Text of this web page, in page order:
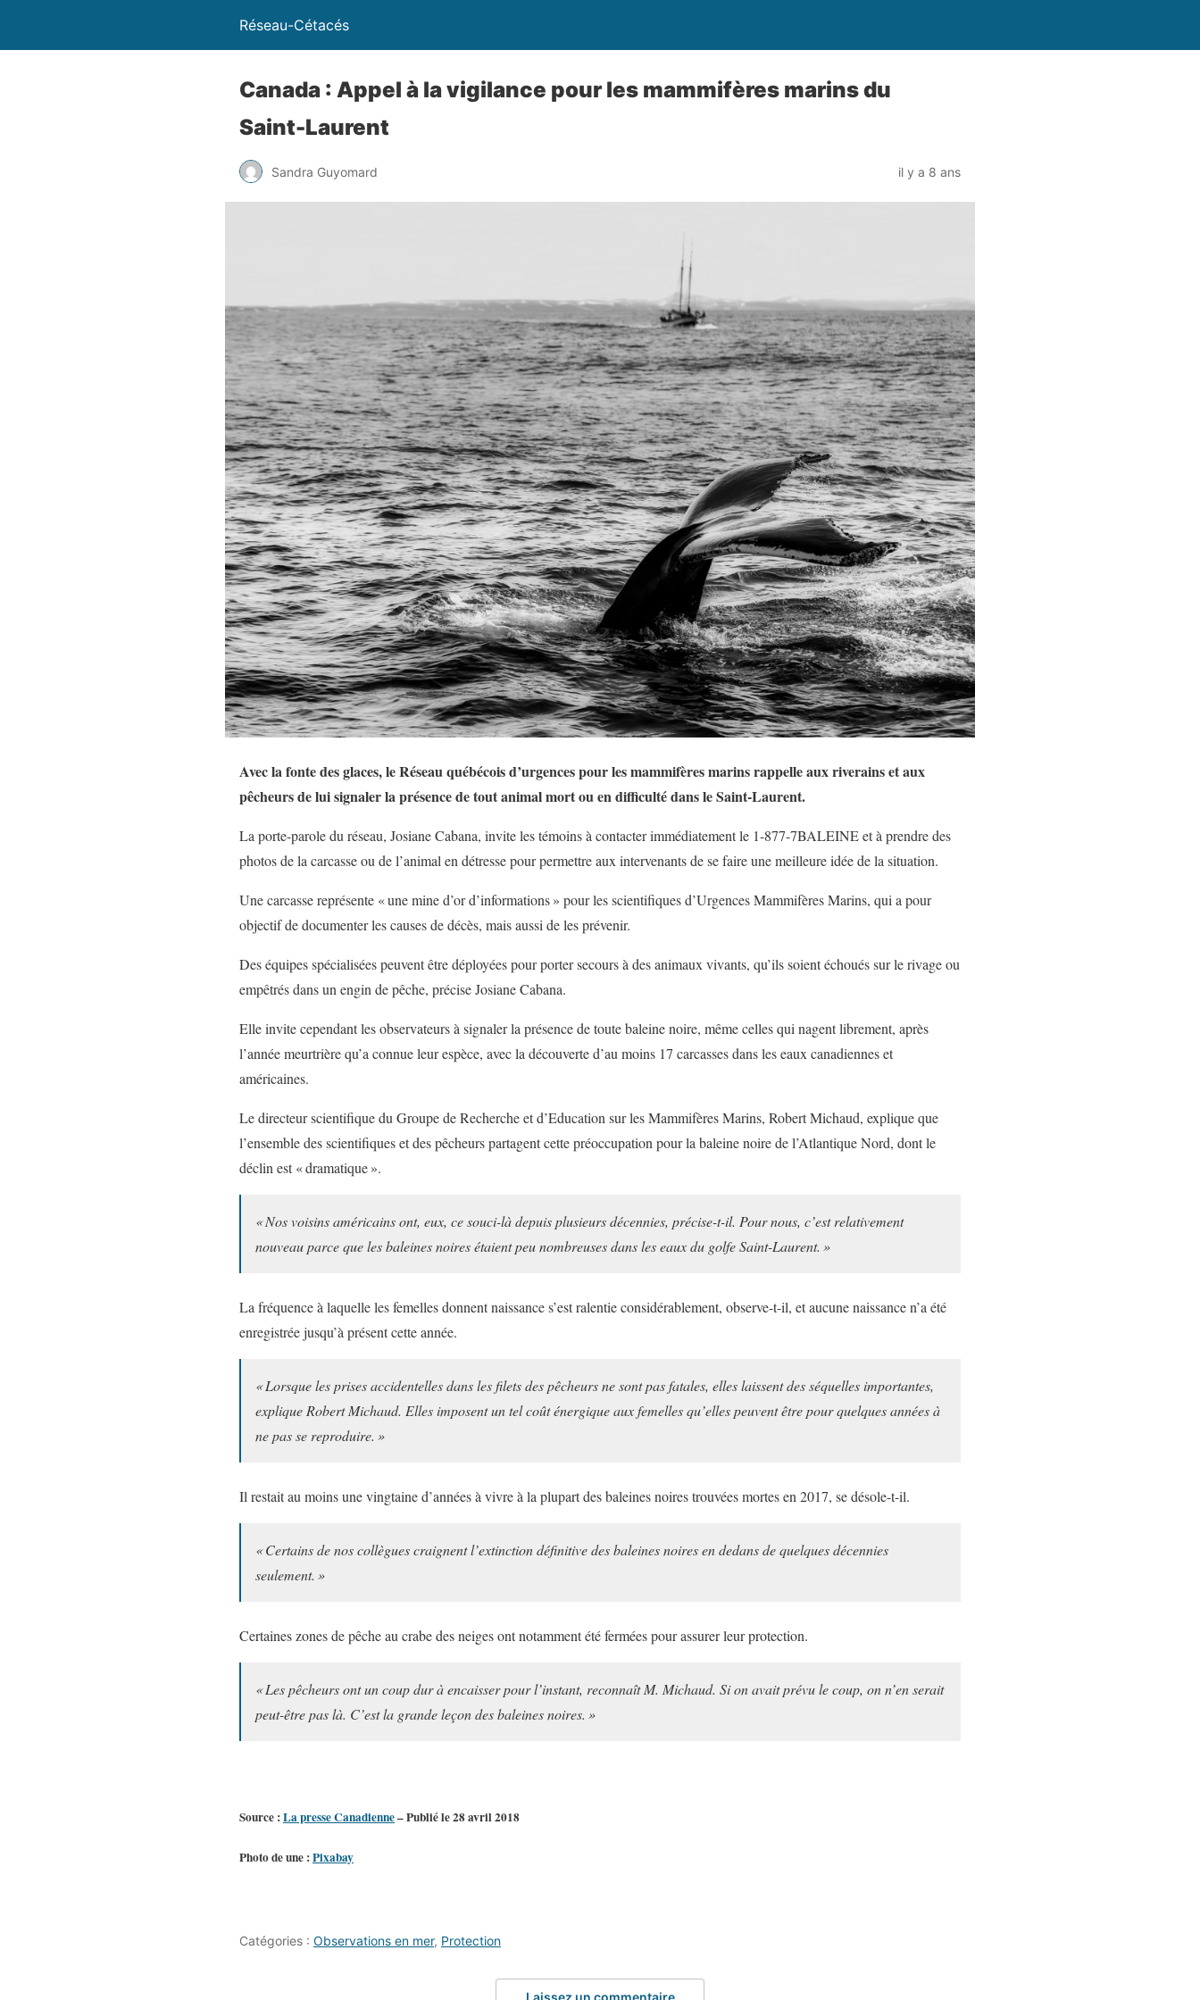
Réseau-Cétacés
Canada : Appel à la vigilance pour les mammifères marins du
Saint-Laurent
Sandra Guyomard il y a 8 ans
Avec la fonte des glaces, le Réseau québécois d’urgences pour les mammifères marins rappelle aux riverains et aux
pêcheurs de lui signaler la présence de tout animal mort ou en difficulté dans le Saint-Laurent.
La porte-parole du réseau, Josiane Cabana, invite les témoins à contacter immédiatement le 1-877-7BALEINE et à prendre des
photos de la carcasse ou de l’animal en détresse pour permettre aux intervenants de se faire une meilleure idée de la situation.
Une carcasse représente « une mine d’or d’informations » pour les scientifiques d’Urgences Mammifères Marins, qui a pour
objectif de documenter les causes de décès, mais aussi de les prévenir.
Des équipes spécialisées peuvent être déployées pour porter secours à des animaux vivants, qu’ils soient échoués sur le rivage ou
empêtrés dans un engin de pêche, précise Josiane Cabana.
Elle invite cependant les observateurs à signaler la présence de toute baleine noire, même celles qui nagent librement, après
l’année meurtrière qu’a connue leur espèce, avec la découverte d’au moins 17 carcasses dans les eaux canadiennes et
américaines.
Le directeur scientifique du Groupe de Recherche et d’Education sur les Mammifères Marins, Robert Michaud, explique que
l’ensemble des scientifiques et des pêcheurs partagent cette préoccupation pour la baleine noire de l’Atlantique Nord, dont le
déclin est « dramatique ».
« Nos voisins américains ont, eux, ce souci-là depuis plusieurs décennies, précise-t-il. Pour nous, c’est relativement
nouveau parce que les baleines noires étaient peu nombreuses dans les eaux du golfe Saint-Laurent. »
La fréquence à laquelle les femelles donnent naissance s’est ralentie considérablement, observe-t-il, et aucune naissance n’a été
enregistrée jusqu’à présent cette année.
« Lorsque les prises accidentelles dans les filets des pêcheurs ne sont pas fatales, elles laissent des séquelles importantes,
explique Robert Michaud. Elles imposent un tel coût énergique aux femelles qu’elles peuvent être pour quelques années à
ne pas se reproduire. »
Il restait au moins une vingtaine d’années à vivre à la plupart des baleines noires trouvées mortes en 2017, se désole-t-il.
« Certains de nos collègues craignent l’extinction définitive des baleines noires en dedans de quelques décennies
seulement. »
Certaines zones de pêche au crabe des neiges ont notamment été fermées pour assurer leur protection.
« Les pêcheurs ont un coup dur à encaisser pour l’instant, reconnaît M. Michaud. Si on avait prévu le coup, on n’en serait
peut-être pas là. C’est la grande leçon des baleines noires. »
Source :La presse Canadienne– Publié le 28 avril 2018
Photo de une :Pixabay
Catégories : Observations en mer, Protection
Laissez un commentaire